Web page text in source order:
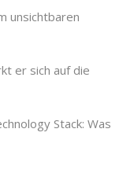
unsichtbaren
er sich auf die
Stack: Was